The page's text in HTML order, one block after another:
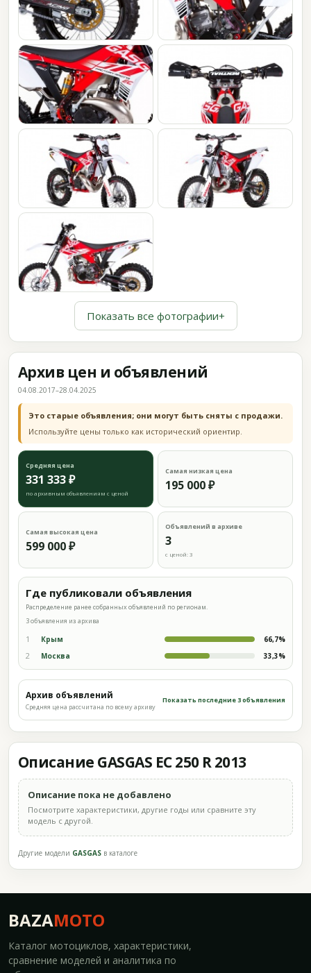
Показать все фотографии+
Архив цен и объявлений
04.08.2017–28.04.2025
Это старые объявления; они могут быть сняты с продажи.
Используйте цены только как исторический ориентир.
Средняя цена
331 333 ₽
по архивным объявлениям с ценой
Самая низкая цена
195 000 ₽
Самая высокая цена
599 000 ₽
Объявлений в архиве
3
с ценой: 3
Где публиковали объявления
Распределение ранее собранных объявлений по регионам.
3 объявления из архива
1 Крым 66,7%
2 Москва 33,3%
Архив объявлений
Средняя цена рассчитана по всему архиву
Показать последние 3 объявления
Описание GASGAS EC 250 R 2013
Описание пока не добавлено
Посмотрите характеристики, другие годы или сравните эту
модель с другой.
Другие модели GASGAS в каталоге
BAZAMOTO
Каталог мотоциклов, характеристики,
сравнение моделей и аналитика по